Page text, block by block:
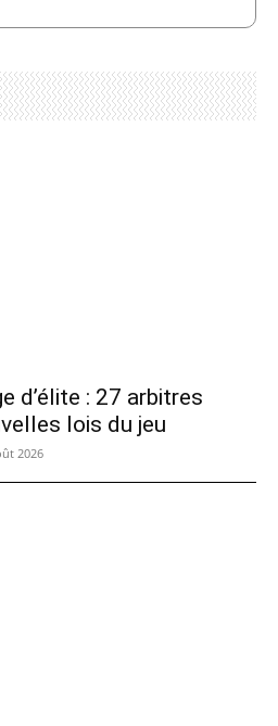
d’élite : 27 arbitres
lois du jeu
2026